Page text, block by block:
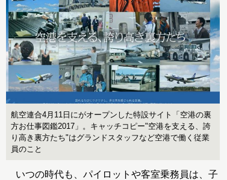
航空連合4月11日にがオープンした特設サイト「空港の裏
方お仕事図鑑2017」。キャッチコピー"空港を支える、誇
り高き裏方たち"はグランドスタッフなど空港で働く従業
員のこと
いつの時代も、パイロットや客室乗務員は、子